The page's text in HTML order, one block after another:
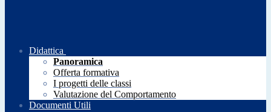
Didattica
Panoramica
Offerta formativa
I progetti delle classi
Valutazione del Comportamento
Documenti Utili